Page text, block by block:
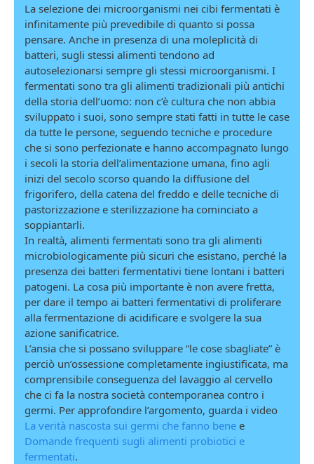
La selezione dei microorganismi nei cibi fermentati è
infinitamente più prevedibile di quanto si possa
pensare. Anche in presenza di una moleplicità di
batteri, sugli stessi alimenti tendono ad
autoselezionarsi sempre gli stessi microorganismi. I
fermentati sono tra gli alimenti tradizionali più antichi
della storia dell’uomo: non c’è cultura che non abbia
sviluppato i suoi, sono sempre stati fatti in tutte le case
da tutte le persone, seguendo tecniche e procedure
che si sono perfezionate e hanno accompagnato lungo
i secoli la storia dell’alimentazione umana, fino agli
inizi del secolo scorso quando la diffusione del
frigorifero, della catena del freddo e delle tecniche di
pastorizzazione e sterilizzazione ha cominciato a
soppiantarli.
In realtà, alimenti fermentati sono tra gli alimenti
microbiologicamente più sicuri che esistano, perché la
presenza dei batteri fermentativi tiene lontani i batteri
patogeni. La cosa più importante è non avere fretta,
per dare il tempo ai batteri fermentativi di proliferare
alla fermentazione di acidificare e svolgere la sua
azione sanificatrice.
L’ansia che si possano sviluppare “le cose sbagliate” è
perciò un’ossessione completamente ingiustificata, ma
comprensibile conseguenza del lavaggio al cervello
che ci fa la nostra società contemporanea contro i
germi. Per approfondire l’argomento, guarda i video
La verità nascosta sui germi che fanno bene e
Domande frequenti sugli alimenti probiotici e
fermentati.